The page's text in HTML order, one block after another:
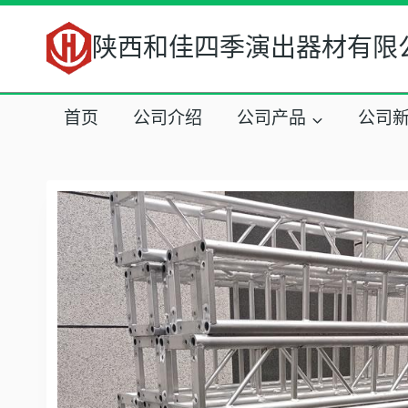
跳
容
陕西和佳四季演出器材有限
首页 公司介绍 公司产品 公司